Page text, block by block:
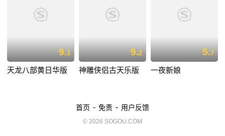
9.1
天龙八部黄日华版
9.2
神雕侠侣古天乐版
5.7
一夜新娘
首页 - 免责 - 用户反馈
© 2026 SOGOU.COM